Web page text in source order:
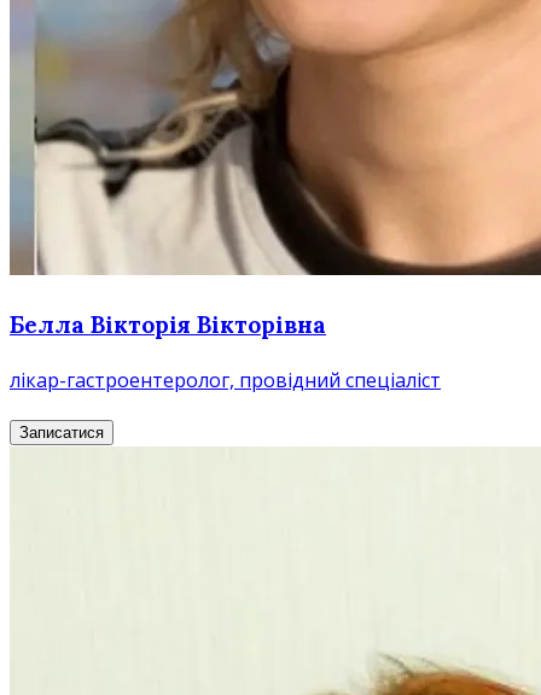
Белла Вікторія Вікторівна
лікар-гастроентеролог, провідний спеціаліст
Записатися